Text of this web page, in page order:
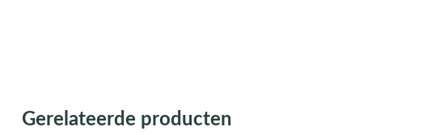
Gerelateerde producten